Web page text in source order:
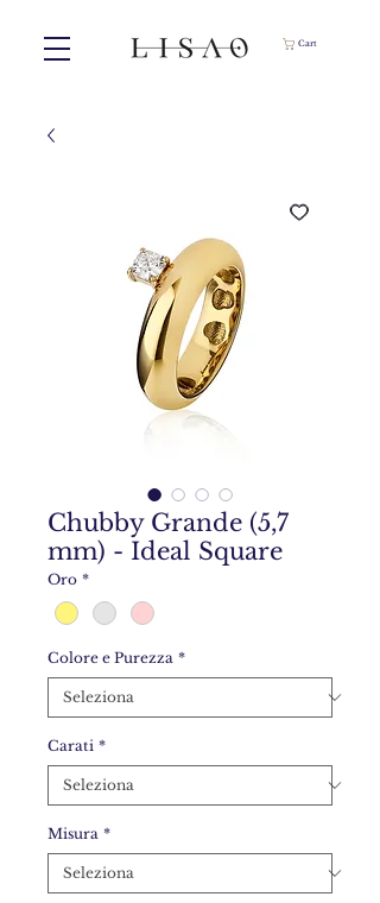
Cart
Chubby Grande (5,7
mm) - Ideal Square
Oro *
Colore e Purezza *
Carati *
Misura *